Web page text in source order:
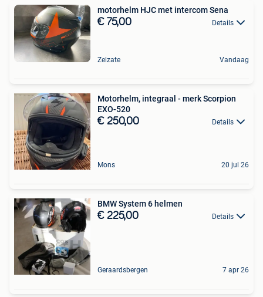
motorhelm HJC met intercom Sena
€ 75,00 Details
Zelzate Vandaag
Motorhelm, integraal - merk Scorpion
EXO-520
€ 250,00 Details
Mons 20 jul 26
BMW System 6 helmen
€ 225,00 Details
Geraardsbergen 7 apr 26